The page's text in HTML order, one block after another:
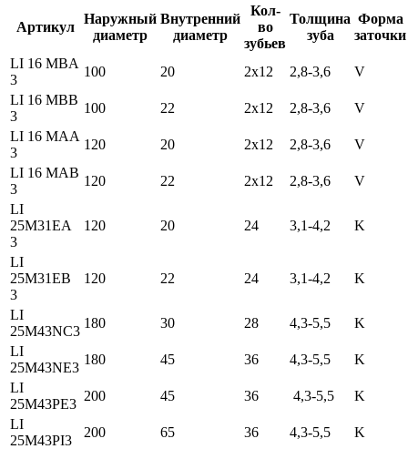
Артикул
Наружный
диаметр
Внутренний
диаметр
Кол-
во
зубьев
Толщина
зуба
Форма
заточки
LI 16 MBA
3
100 20 2x12 2,8-3,6
V
LI 16 MBB
3
100 22 2x12 2,8-3,6
V
LI 16 MAA
3
120 20 2x12 2,8-3,6
V
LI 16 MAB
3
120 22 2x12 2,8-3,6
V
LI
25M31EA
3
120 20 24 3,1-4,2 K
LI
25M31EB
3
120 22 24 3,1-4,2 K
LI
25M43NC3
180 30 28 4,3-5,5
K
LI
25M43NE3
180 45 36 4,3-5,5
K
LI
25M43PE3
200 45 36 4,3-5,5
K
LI
25M43PI3
200 65 36 4,3-5,5
K